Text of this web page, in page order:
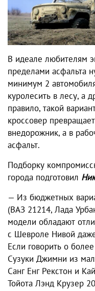
В идеале любителям
пределами асфальта
минимум 2
куролесить в лесу, а
правило, такой
кроссовер
внедорожник, а в
асфальт.
Подборку
города подготовил
— Из бюджетных
(ВАЗ 21214, Лада
модели обладают
с Шевроле Нивой
Если говорить о
Сузуки Джимни из
Санг Енг Рекстон и
Тойота Лэнд Крузер